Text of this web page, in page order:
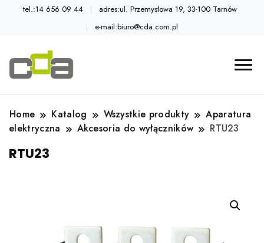
tel.:14 656 09 44
adres:ul. Przemysłowa 19, 33-100 Tarnów
e-mail:biuro@cda.com.pl
Home Katalog Wszystkie produkty
Aparatura
elektryczna
Akcesoria do wyłączników RTU23
RTU23